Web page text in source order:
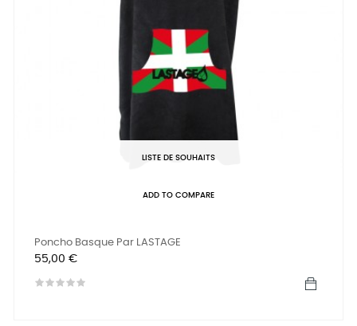
LISTE DE SOUHAITS
ADD TO COMPARE
Poncho Basque Par LASTAGE
Prix
55,00 €